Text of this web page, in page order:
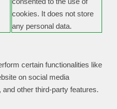
cookies. It does not store
any personal data.
certain functionalities like
on social media
other third-party features.